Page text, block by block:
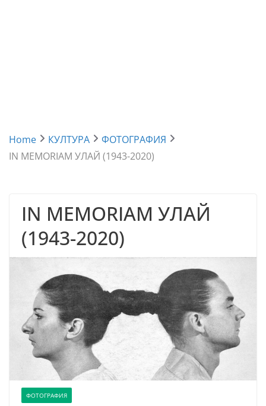
Home КУЛТУРА
ФОТОГРАФИЯ
IN MEMORIAM УЛАЙ (1943-2020)
IN MEMORIAM УЛАЙ
(1943-2020)
ФОТОГРАФИЯ